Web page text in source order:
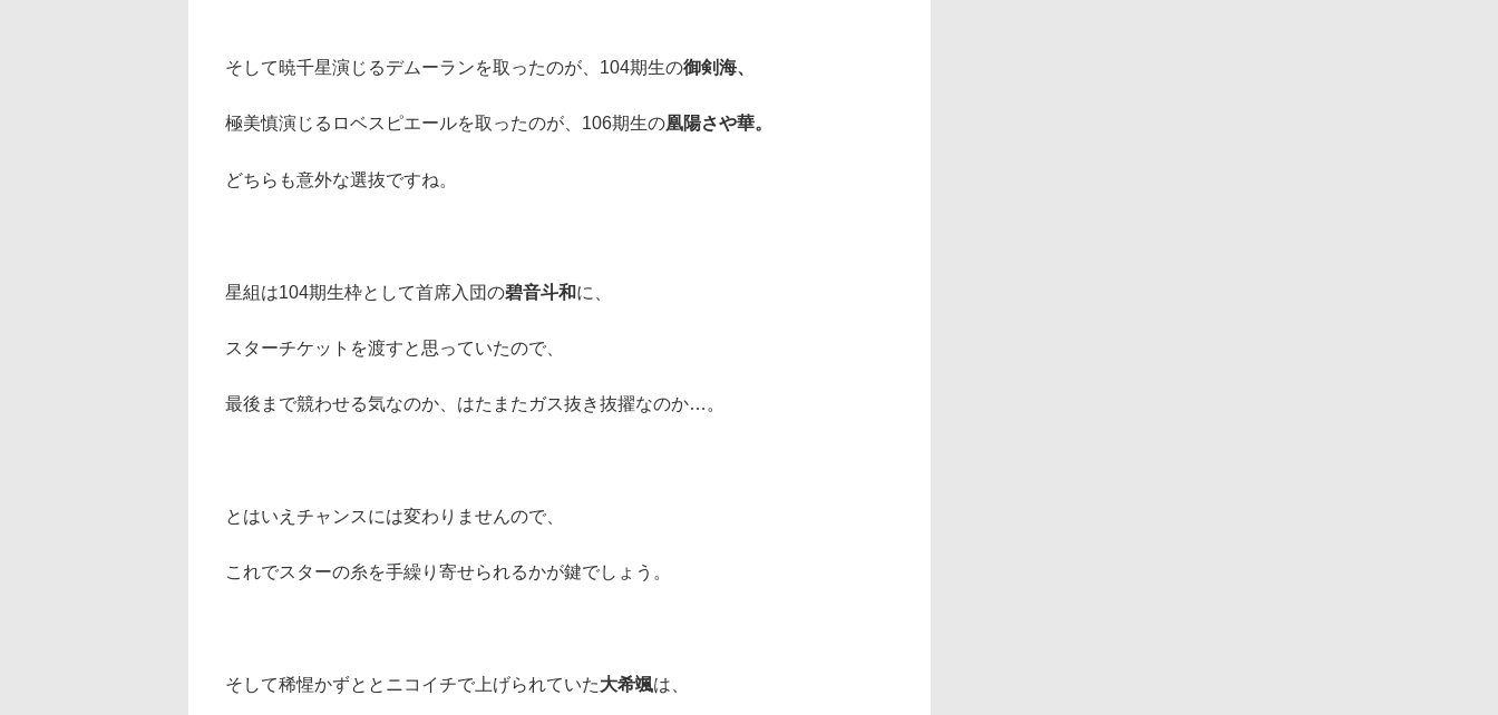
そして暁千星演じるデムーランを取ったのが、104期生の御剣海、
極美慎演じるロベスピエールを取ったのが、106期生の凰陽さや華。
どちらも意外な選抜ですね。
星組は104期生枠として首席入団の碧音斗和に、
スターチケットを渡すと思っていたので、
最後まで競わせる気なのか、はたまたガス抜き抜擢なのか…。
とはいえチャンスには変わりませんので、
これでスターの糸を手繰り寄せられるかが鍵でしょう。
そして稀惺かずととニコイチで上げられていた大希颯は、